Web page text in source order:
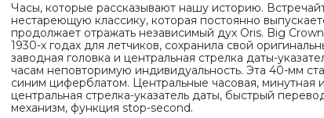
Часы, которые рассказывают нашу историю.
нестареющую классику, которая постоянно
продолжает отражать независимый дух Oris. Big
1930-х годах для летчиков, сохранила свой
заводная головка и центральная стрелка даты-
часам неповторимую индивидуальность. Эта 40-мм
синим циферблатом. Центральные часовая, минутная
центральная стрелка-указатель даты, быстрый
механизм, функция stop-second.